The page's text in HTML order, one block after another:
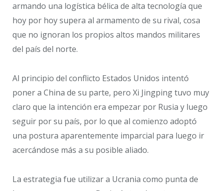
armando una logística bélica de alta tecnología que
hoy por hoy supera al armamento de su rival, cosa
que no ignoran los propios altos mandos militares
del país del norte.
Al principio del conflicto Estados Unidos intentó
poner a China de su parte, pero Xi Jingping tuvo muy
claro que la intención era empezar por Rusia y luego
seguir por su país, por lo que al comienzo adoptó
una postura aparentemente imparcial para luego ir
acercándose más a su posible aliado.
La estrategia fue utilizar a Ucrania como punta de